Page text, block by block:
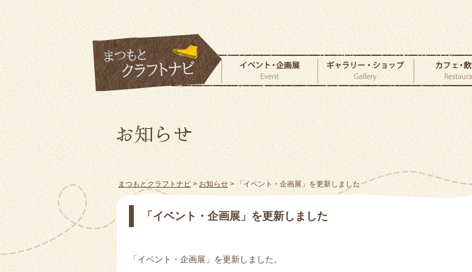
まつもとクラフトナビ > お知らせ> 「イベント・企画展」を更新しました
「イベント・企画展」を更新しました
「イベント・企画展」を更新しました。